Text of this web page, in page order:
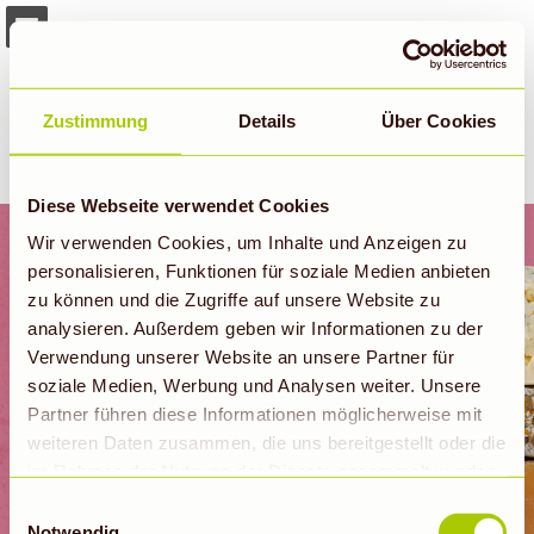
Zustimmung Details Über Cookies
Diese Webseite verwendet Cookies
Wir verwenden Cookies, um Inhalte und Anzeigen zu
personalisieren, Funktionen für soziale Medien anbieten
zu können und die Zugriffe auf unsere Website zu
analysieren. Außerdem geben wir Informationen zu der
Verwendung unserer Website an unsere Partner für
soziale Medien, Werbung und Analysen weiter. Unsere
Partner führen diese Informationen möglicherweise mit
weiteren Daten zusammen, die uns bereitgestellt oder die
erhobenen Daten in den USA durch Google: Unsere
Full screen
Download as PDF